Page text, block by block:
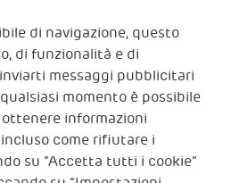
90017740326
di navigazione, questo
di funzionalità e di
messaggi pubblicitari
momento è possibile
informazioni
incluso come rifiutare i
su “Accetta tutti i cookie”